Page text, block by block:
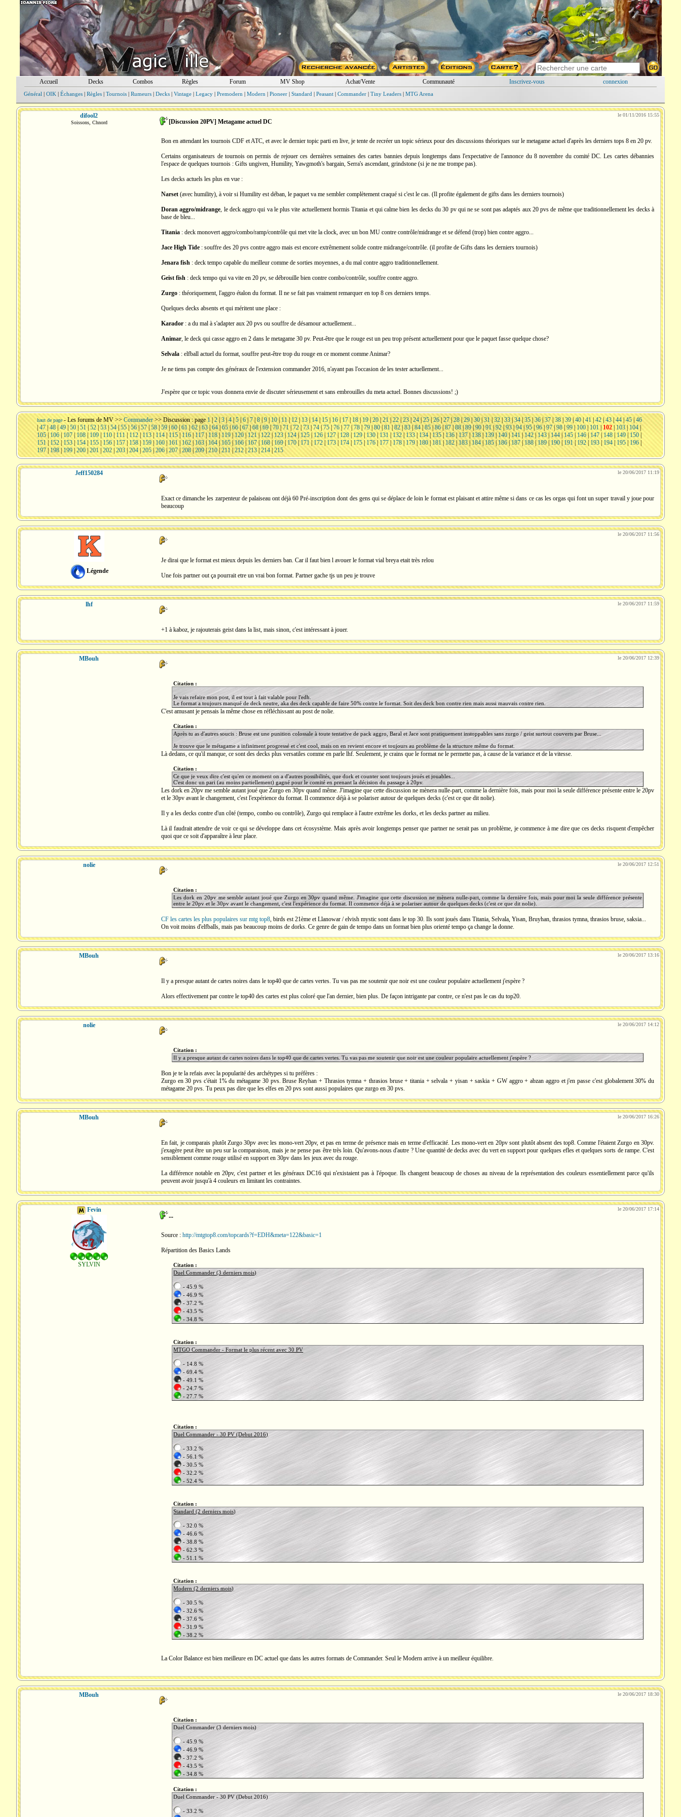
Accueil Decks Combos Règles Forum MV Shop Achat/Vente Communauté Inscrivez-vous connexion
Général | OIK | Échanges| Règles| Tournois| Rumeurs| Decks| Vintage| Legacy| Premodern | Modern | Pioneer| Standard | Peasant| Commander| Tiny Leaders| MTG Arena
difool2
Soissons, Chnord [Discussion 20PV] Metagame actuel DC
le 01/11/2016 15:55
Bon en attendant les tournois CDF et ATC, et avec le dernier topic parti en live, je tente de recréer un topic sérieux pour des discussions théoriques sur le metagame actuel d'après les derniers tops 8 en 20 pv.
Certains organisateurs de tournois on permis de rejouer ces dernières semaines des cartes bannies depuis longtemps dans l'expectative de l'annonce du 8 novembre du comité DC. Les cartes débannies
l'espace de quelques tournois : Gifts ungiven, Humility, Yawgmoth's bargain, Serra's ascendant, grindstone (si je ne me trompe pas).
Les decks actuels les plus en vue :
Narset (avec humility), à voir si Humility est déban, le paquet va me sembler complètement craqué si c'est le cas. (Il profite également de gifts dans les derniers tournois)
Doran aggro/midrange, le deck aggro qui va le plus vite actuellement hormis Titania et qui calme bien les decks du 30 pv qui ne se sont pas adaptés aux 20 pvs de même que traditionnellement les decks à
base de bleu...
Titania : deck monovert aggro/combo/ramp/contrôle qui met vite la clock, avec un bon MU contre contrôle/midrange et se défend (trop) bien contre aggro...
Jace High Tide : souffre des 20 pvs contre aggro mais est encore extrêmement solide contre midrange/contrôle. (il profite de Gifts dans les derniers tournois)
Jenara fish : deck tempo capable du meilleur comme de sorties moyennes, a du mal contre aggro traditionnellement.
Geist fish : deck tempo qui va vite en 20 pv, se débrouille bien contre combo/contrôle, souffre contre aggro.
Zurgo : théoriquement, l'aggro étalon du format. Il ne se fait pas vraiment remarquer en top 8 ces derniers temps.
Quelques decks absents et qui méritent une place :
Karador : a du mal à s'adapter aux 20 pvs ou souffre de désamour actuellement...
Animar, le deck qui casse aggro en 2 dans le metagame 30 pv. Peut-être que le rouge est un peu trop présent actuellement pour que le paquet fasse quelque chose?
Selvala : elfball actuel du format, souffre peut-être trop du rouge en ce moment comme Animar?
Je ne tiens pas compte des généraux de l'extension commander 2016, n'ayant pas l'occasion de les tester actuellement...
J'espère que ce topic vous donnera envie de discuter sérieusement et sans embrouilles du meta actuel. Bonnes discussions! ;)
haut de page- Les forums de MV>> Commander>> Discussion : page1| 2|3| 4|5| 6| 7|8|9|10| 11| 12|13| 14| 15| 16| 17| 18| 19| 20|21| 22|23| 24| 25| 26|27| 28| 29| 30|31|32| 33|34|35| 36|37| 38| 39| 40|41| 42| 43| 44| 45| 46
47|48| 49| 50| 51|52|53|54|55|56| 57|58|59|60|61|62|63|64|65|66|67|68|69|70|71| 72|73|74|75| 76| 77|78| 79|80|81| 82|83|84|85|86|87|88|89|90|91|92|93|94|95|96|97| 98| 99|100| 101| 102| 103| 104|
105| 106| 107| 108| 109| 110|111| 112| 113| 114| 115| 116| 117| 118|119| 120|121| 122| 123|124| 125| 126| 127| 128| 129| 130| 131|132|133| 134| 135| 136| 137| 138|139| 140|141| 142| 143| 144| 145| 146| 147| 148| 149| 150|
151| 152| 153| 154|155| 156| 157| 158| 159| 160| 161| 162|163| 164|165| 166|167| 168| 169| 170| 171| 172| 173| 174| 175| 176| 177| 178| 179| 180| 181| 182|183| 184|185| 186|187| 188| 189| 190|191|192| 193| 194| 195| 196|
197| 198| 199| 200| 201| 202| 203| 204| 205| 206| 207| 208|209|210|211|212|213|214| 215
Jeff150284 le 20/06/2017 11:19
Exact ce dimanche les zarpenteur de palaiseau ont déjà 60 Pré-inscription dont des gens qui se déplace de loin le format est plaisant et attire même si dans ce cas les orgas qui font un super travail y joue pour
beaucoup
Légende
le 20/06/2017 11:56
Je dirai que le format est mieux depuis les derniers ban. Car il faut bien l avouer le format vial breya etait très relou
Une fois partner out ça pourrait etre un vrai bon format. Partner gache tjs un peu je trouve
lhf le 20/06/2017 11:59
+1 à kaboz, je rajouterais geist dans la list, mais sinon, c'est intéressant à jouer.
MBouh le 20/06/2017 12:39
Citation :
Je vais refaire mon post, il est tout à fait valable pour l'edh.
Le format a toujours manqué de deck neutre, aka des deck capable de faire 50% contre le format. Soit des deck bon contre rien mais aussi mauvais contre rien.
C'est amusant je pensais la même chose en réfléchissant au post de nolie.
Citation :
Après tu as d'autres soucis : Bruse est une punition colossale à toute tentative de pack aggro, Baral et Jace sont pratiquement instoppables sans zurgo / geist surtout couverts par Bruse...
Je trouve que le métagame a infiniment progressé et c'est cool, mais on en revient encore et toujours au problème de la structure même du format.
Là dedans, ce qu'il manque, ce sont des decks plus versatiles comme en parle lhf. Seulement, je crains que le format ne le permette pas, à cause de la variance et de la vitesse.
Citation :
Ce que je veux dire c'est qu'en ce moment on a d'autres possibilités, que dork et counter sont toujours joués et jouables...
C'est donc un pari (au moins partiellement) gagné pour le comité en prenant la décision du passage à 20pv.
Les dork en 20pv me semble autant joué que Zurgo en 30pv quand même. J'imagine que cette discussion ne mènera nulle-part, comme la dernière fois, mais pour moi la seule différence présente entre le 20pv
et le 30pv avant le changement, c'est l'expérience du format. Il commence déjà à se polariser autour de quelques decks (c'est ce que dit nolie).
Il y a les decks contre d'un côté (tempo, combo ou contrôle), Zurgo qui remplace à l'autre extrême les dorks, et les decks partner au milieu.
Là il faudrait attendre de voir ce qui se développe dans cet écosystème. Mais après avoir longtemps penser que partner ne serait pas un problème, je commence à me dire que ces decks risquent d'empêcher
quoi que ce soit d'apparaître à leur place.
nolie le 20/06/2017 12:51
Citation :
Les dork en 20pv me semble autant joué que Zurgo en 30pv quand même. J'imagine que cette discussion ne mènera nulle-part, comme la dernière fois, mais pour moi la seule différence présente
entre le 20pv et le 30pv avant le changement, c'est l'expérience du format. Il commence déjà à se polariser autour de quelques decks (c'est ce que dit nolie).
CF les cartes les plus populaires sur mtg top8, birds est 21ème et Llanowar / elvish mystic sont dans le top 30. Ils sont joués dans Titania, Selvala, Yisan, Bruyhan, thrasios tymna, thrasios bruse, saksia...
On voit moins d'elfballs, mais pas beaucoup moins de dorks. Ce genre de gain de tempo dans un format bien plus orienté tempo ça change la donne.
MBouh le 20/06/2017 13:16
Il y a presque autant de cartes noires dans le top40 que de cartes vertes. Tu vas pas me soutenir que noir est une couleur populaire actuellement j'espère ?
Alors effectivement par contre le top40 des cartes est plus coloré que l'an dernier, bien plus. De façon intrigante par contre, ce n'est pas le cas du top20.
nolie le 20/06/2017 14:12
Citation :
Il y a presque autant de cartes noires dans le top40 que de cartes vertes. Tu vas pas me soutenir que noir est une couleur populaire actuellement j'espère ?
Bon je te la refais avec la popularité des archétypes si tu préfères :
Zurgo en 30 pvs c'était 1% du métagame 30 pvs. Bruse Reyhan + Thrasios tymna + thrasios bruse + titania + selvala + yisan + saskia + GW aggro + abzan aggro et j'en passe c'est globalement 30% du
métagame 20 pvs. Tu peux pas dire que les elfes en 20 pvs sont aussi populaires que zurgo en 30 pvs.
MBouh le 20/06/2017 16:26
En fait, je comparais plutôt Zurgo 30pv avec les mono-vert 20pv, et pas en terme de présence mais en terme d'efficacité. Les mono-vert en 20pv sont plutôt absent des top8. Comme l'étaient Zurgo en 30pv.
j'exagère peut être un peu sur la comparaison, mais je ne pense pas être très loin. Qu'avons-nous d'autre ? Une quantité de decks avec du vert en support pour quelques efles et quelques sorts de rampe. C'est
sensiblement comme rouge utilisé en support en 30pv dans les jeux avec du rouge.
La différence notable en 20pv, c'est partner et les généraux DC16 qui n'existaient pas à l'époque. Ils changent beaucoup de choses au niveau de la représentation des couleurs essentiellement parce qu'ils
peuvent avoir jusqu'à 4 couleurs en limitant les contraintes.
Fevin
SYLVIN
...
le 20/06/2017 17:14
Source : http://mtgtop8.com/topcards?f=EDH&meta=122&basic=1
Répartition des Basics Lands
Citation :
Duel Commander (3 derniers mois)
- 45.9 %
- 46.9 %
- 37.2 %
- 43.5 %
- 34.8 %
Citation :
MTGO Commander - Format le plus récent avec 30 PV
- 14.8 %
- 69.4 %
- 49.1 %
- 24.7 %
- 27.7 %
Citation :
Duel Commander - 30 PV (Debut 2016)
- 33.2 %
- 56.1 %
- 30.5 %
- 32.2 %
- 52.4 %
Citation :
Standard (2 derniers mois)
- 32.0 %
- 46.6 %
- 38.8 %
- 62.3 %
- 51.1 %
Citation :
Modern (2 derniers mois)
- 30.5 %
- 32.6 %
- 37.6 %
- 31.9 %
- 38.2 %
La Color Balance est bien meilleure en DC actuel que dans les autres formats de Commander. Seul le Modern arrive à un meilleur équilibre.
MBouh le 20/06/2017 18:30
Citation :
Duel Commander (3 derniers mois)
- 45.9 %
- 46.9 %
- 37.2 %
- 43.5 %
- 34.8 %
Citation :
Duel Commander - 30 PV (Debut 2016)
- 33.2 %